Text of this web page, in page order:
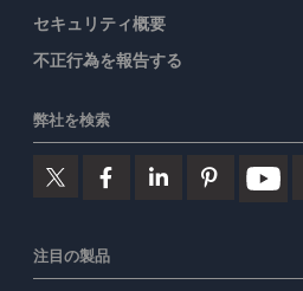
セキュリティ概要
不正行為を報告する
弊社を検索
注目の製品